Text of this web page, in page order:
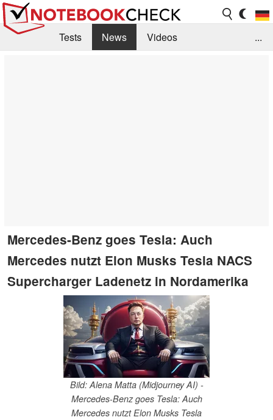
Tests News
Videos
...
Mercedes-Benz goes Tesla: Auch
Mercedes nutzt Elon Musks Tesla NACS
Supercharger Ladenetz in Nordamerika
Bild: Alena Matta (Midjourney AI) -
Mercedes-Benz goes Tesla: Auch
Mercedes nutzt Elon Musks Tesla